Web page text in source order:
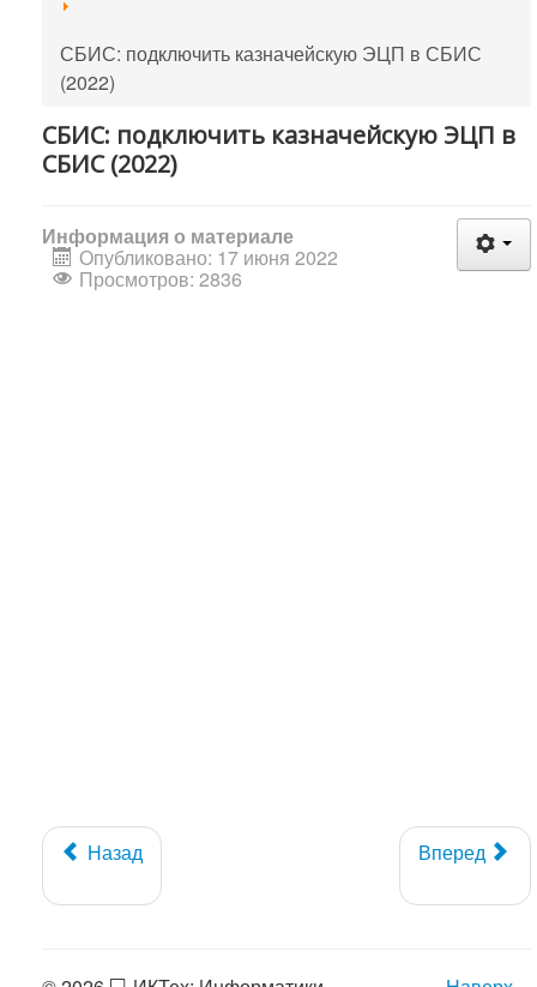
СБИС: подключить казначейскую ЭЦП в СБИС
(2022)
СБИС: подключить казначейскую ЭЦП в
СБИС (2022)
Информация о материале
Опубликовано: 17 июня 2022
Просмотров: 2836
Назад Вперед